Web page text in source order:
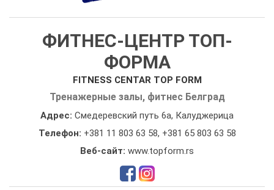
ФИТНЕС-ЦЕНТР ТОП-
ФОРМА
FITNESS CENTAR TOP FORM
Тренажерные залы, фитнес Белград
Адрес: Смедеревский путь 6а, Калуджерица
Телефон: +381 11 803 63 58, +381 65 803 63 58
Веб-сайт: www.topform.rs